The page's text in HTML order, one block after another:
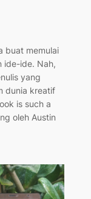
buat memulai
ide-ide. Nah,
yang
dunia kreatif
is such a
oleh Austin